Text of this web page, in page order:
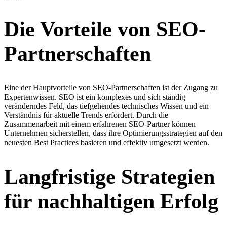
Die Vorteile von SEO-
Partnerschaften
Eine der Hauptvorteile von SEO-Partnerschaften ist der Zugang zu
Expertenwissen. SEO ist ein komplexes und sich ständig
veränderndes Feld, das tiefgehendes technisches Wissen und ein
Verständnis für aktuelle Trends erfordert. Durch die
Zusammenarbeit mit einem erfahrenen SEO-Partner können
Unternehmen sicherstellen, dass ihre Optimierungsstrategien auf den
neuesten Best Practices basieren und effektiv umgesetzt werden.
Langfristige Strategien
für nachhaltigen Erfolg